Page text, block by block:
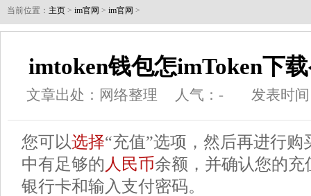
当前位置： 主页 > im官网 > im官网 >
imtoken钱包怎imToken下
文章出处：网络整理 人气： - 发表时
您可以选择“充值”选项，然后再进行购
中有足够的 人民币余额，并确认您的充
银行卡和输入支付密码。